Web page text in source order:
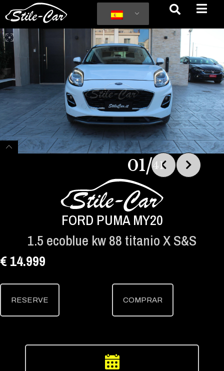
01/41
FORD PUMA MY20
1.5 ecoblue kw 88 titanio X S&S
€ 14.999
RESERVE COMPRAR